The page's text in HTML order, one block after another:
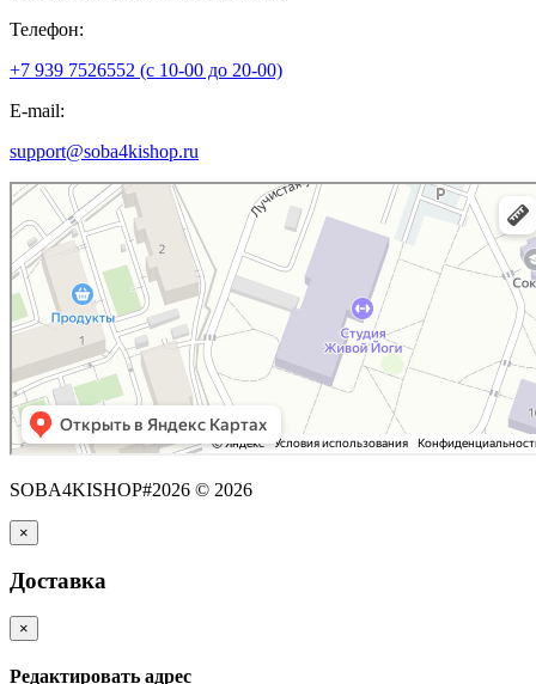
Телефон:
+7 939 7526552 (с 10-00 до 20-00)
E-mail:
support@soba4kishop.ru
SOBA4KISHOP#2026 © 2026
×
Доставка
×
Редактировать адрес